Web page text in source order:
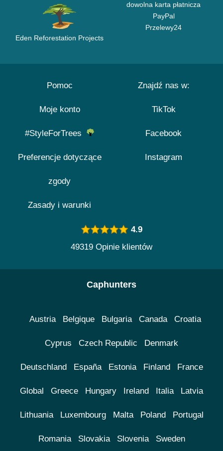
Eden Reforestation Projects
dowolna karta płatnicza
PayPal
Przelewy24
Pomoc
Moje konto
#StyleForTrees
Preferencje dotyczące
zgody
Zasady i warunki
Znajdź nas w:
TikTok
Facebook
Instagram
4.9
49319 Opinie klientów
Caphunters
Austria Belgique Bulgaria Canada Croatia
Cyprus Czech Republic Denmark
Deutschland España Estonia Finland France
Global Greece Hungary Ireland Italia Latvia
Lithuania Luxembourg Malta Poland Portugal
Romania Slovakia Slovenia Sweden